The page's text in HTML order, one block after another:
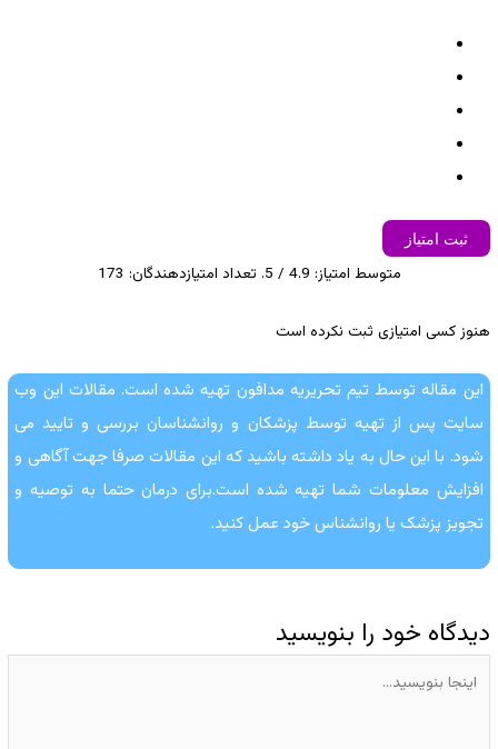
ثبت امتیاز
متوسط امتیاز: 4.9 / 5. تعداد امتیازدهندگان: 173
هنوز کسی امتیازی ثبت نکرده است
این مقاله توسط تیم تحریریه مدافون تهیه شده است. مقالات این وب
سایت پس از تهیه توسط پزشکان و روانشناسان بررسی و تایید می
شود. با این حال به یاد داشته باشید که این مقالات صرفا جهت آگاهی و
افزایش معلومات شما تهیه شده است.برای درمان حتما به توصیه و
تجویز پزشک یا روانشناس خود عمل کنید.
دیدگاه‌ خود را بنویسید